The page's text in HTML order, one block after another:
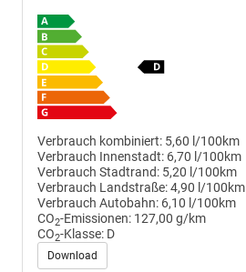
Verbrauch kombiniert: 5,60 l/100km
Verbrauch Innenstadt: 6,70 l/100km
Verbrauch Stadtrand: 5,20 l/100km
Verbrauch Landstraße:4,90 l/100km
Verbrauch Autobahn: 6,10 l/100km
CO2-Emissionen: 127,00 g/km
CO2-Klasse: D
Download